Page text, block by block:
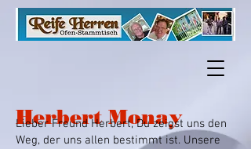
Herbert Monay
Lieber Freund Herbert, Du zeigst uns den
Weg, der uns allen bestimmt ist. Unsere